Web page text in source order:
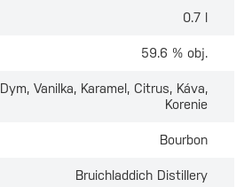
0.7 l
59.6 % obj.
Dym, Vanilka, Karamel, Citrus, Káva,
Korenie
Bourbon
Bruichladdich Distillery